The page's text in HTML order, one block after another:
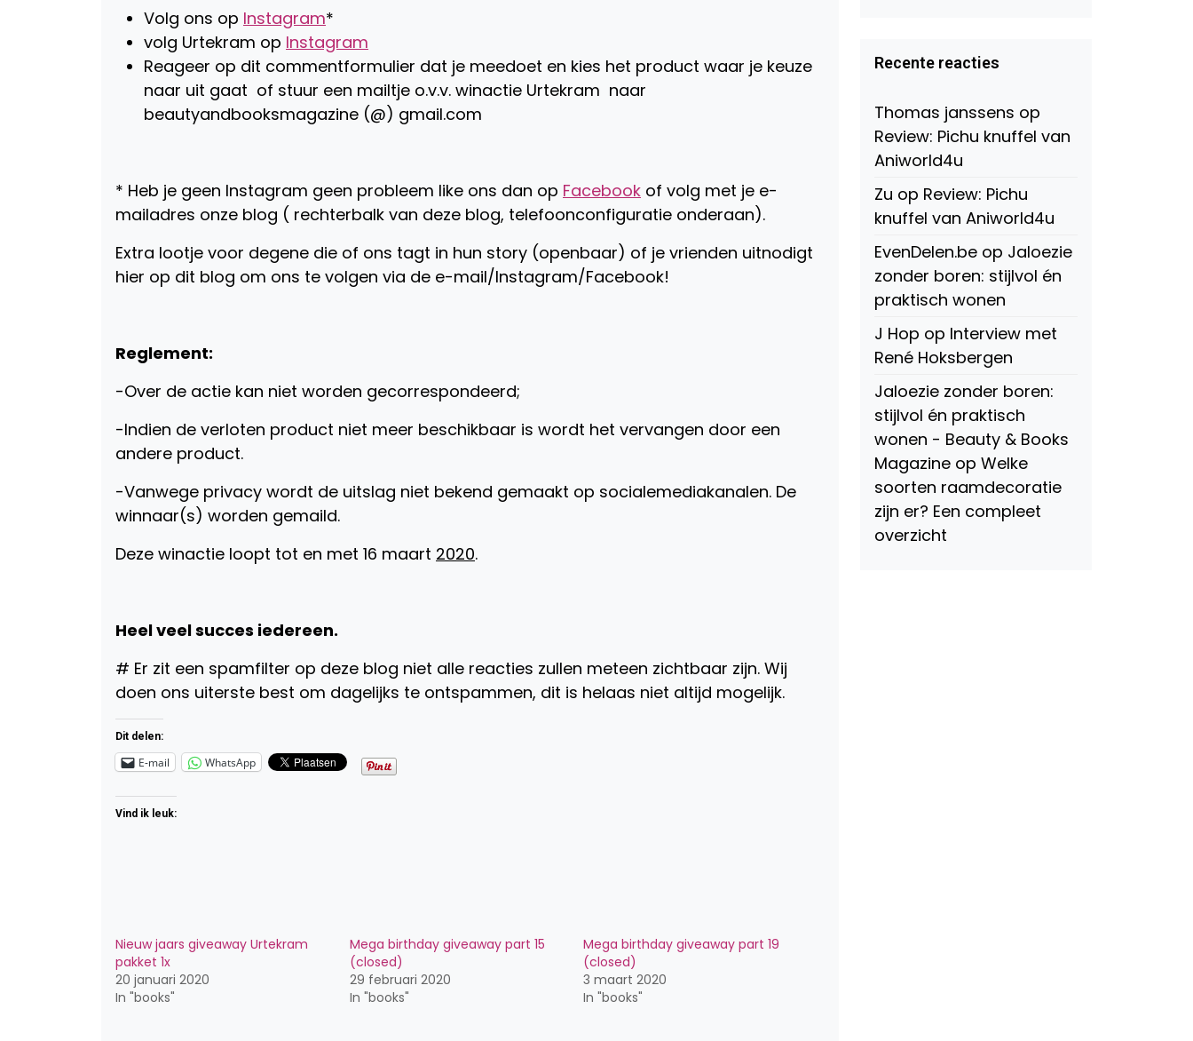
Volg ons op Instagram*
volg Urtekram op Instagram
Reageer op dit commentformulier dat je meedoet en kies het product waar je keuze
naar uit gaat of stuur een mailtje o.v.v. winactie Urtekram naar
beautyandbooksmagazine (@) gmail.com
* Heb je geen Instagram geen probleem like ons dan op Facebook of volg met je e-
mailadres onze blog ( rechterbalk van deze blog, telefoonconfiguratie onderaan).
Extra lootje voor degene die of ons tagt in hun story (openbaar) of je vrienden uitnodigt
hier op dit blog om ons te volgen via de e-mail/Instagram/Facebook!
Reglement:
-Over de actie kan niet worden gecorrespondeerd;
-Indien de verloten product niet meer beschikbaar is wordt het vervangen door een
andere product.
-Vanwege privacy wordt de uitslag niet bekend gemaakt op socialemediakanalen. De
winnaar(s) worden gemaild.
Deze winactie loopt tot en met 16 maart 2020.
Heel veel succes iedereen.
# Er zit een spamfilter op deze blog niet alle reacties zullen meteen zichtbaar zijn. Wij
doen ons uiterste best om dagelijks te ontspammen, dit is helaas niet altijd mogelijk.
Dit delen:
E-mail WhatsApp
Vind ik leuk:
Nieuw jaars giveaway Urtekram
pakket 1x
20 januari 2020
In "books"
Mega birthday giveaway part 15
(closed)
29 februari 2020
In "books"
Mega birthday giveaway part 19
(closed)
3 maart 2020
In "books"
Beauty-
147775071915783/?
Facebook
op
Twitter
op
Instagram
Recente reacties
Thomas janssens op
Review: Pichu knuffel van
Aniworld4u
Zu op Review: Pichu
knuffel van Aniworld4u
EvenDelen.be op Jaloezie
zonder boren: stijlvol én
praktisch wonen
J Hop op Interview met
René Hoksbergen
Jaloezie zonder boren:
stijlvol én praktisch
wonen - Beauty & Books
Magazine op Welke
soorten raamdecoratie
zijn er? Een compleet
overzicht